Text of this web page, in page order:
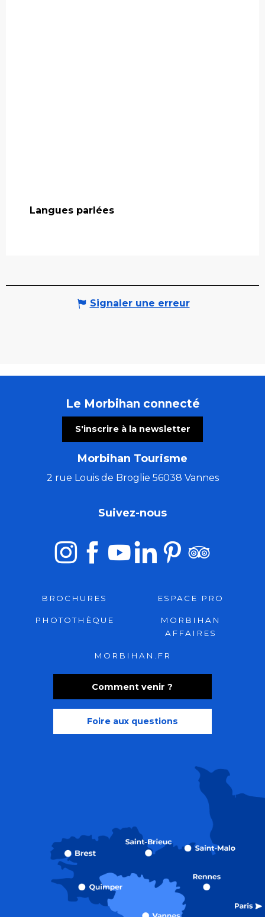
Langues parlées
Langues parlées
Signaler une erreur
Le Morbihan connecté
S'inscrire à la newsletter
Morbihan Tourisme
2 rue Louis de Broglie 56038 Vannes
Comment venir ?
Foire aux questions
Suivez-nous
BROCHURES ESPACE PRO
PHOTOTHÈQUE
MORBIHAN
AFFAIRES
MORBIHAN.FR